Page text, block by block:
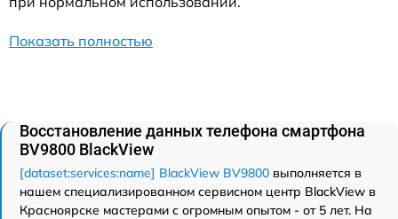
Показать полностью
Восстановление данных телефона смартфона
BV9800 BlackView
[dataset:services:name] BlackView BV9800 выполняется в
нашем специализированном сервисном центр BlackView в
Красноярске мастерами с огромным опытом - от 5 лет. На